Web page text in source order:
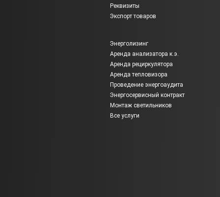
Реквизиты
Экспорт товаров
Энерголизинг
Аренда анализатора к.э.
Аренда рециркулятора
Аренда тепловизора
Проведение энергоаудита
Энергосервисный контракт
Монтаж светильников
Все услуги